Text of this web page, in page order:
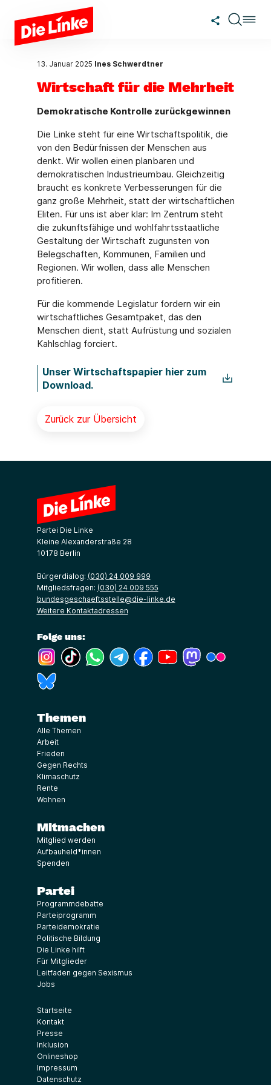
Zum Hauptinhalt springen
13. Januar 2025 Ines Schwerdtner
Wirtschaft für die Mehrheit
Demokratische Kontrolle zurückgewinnen
Die Linke steht für eine Wirtschaftspolitik, die
von den Bedürfnissen der Menschen aus
denkt. Wir wollen einen planbaren und
demokratischen Industrieumbau. Gleichzeitig
braucht es konkrete Verbesserungen für die
ganz große Mehrheit, statt der wirtschaftlichen
Eliten. Für uns ist aber klar: Im Zentrum steht
die zukunftsfähige und wohlfahrtsstaatliche
Gestaltung der Wirtschaft zugunsten von
Belegschaften, Kommunen, Familien und
Regionen. Wir wollen, dass alle Menschen
profitieren.
Für die kommende Legislatur fordern wir ein
wirtschaftliches Gesamtpaket, das den
Menschen dient, statt Aufrüstung und sozialen
Kahlschlag forciert.
Unser Wirtschaftspapier hier zum
Download.
Zurück zur Übersicht
Partei Die Linke
Kleine Alexanderstraße 28
10178 Berlin
Bürgerdialog: (030) 24 009 999
Mitgliedsfragen: (030) 24 009 555
bundesgeschaeftsstelle@die-linke.de
Weitere Kontaktadressen
Folge uns:
(Link öffnet ein neues Fenster)
(Link öffnet ein neues Fenster)
(Link öffnet ein neues Fenster)
(Link öffnet ein neues Fenster)
(Link öffnet ein neues Fenster)
(Link öffnet ein neues
(Link öffnet ein
Themen
Alle Themen
Arbeit
Frieden
Gegen Rechts
Klimaschutz
Rente
Wohnen
Mitmachen
Mitglied werden
Aufbauheld*innen
Spenden
Partei
Programmdebatte
Parteiprogramm
Parteidemokratie
Politische Bildung
Die Linke hilft
Für Mitglieder
Leitfaden gegen Sexismus
Jobs
Startseite
Kontakt
Presse
Inklusion
Onlineshop
Impressum
Datenschutz